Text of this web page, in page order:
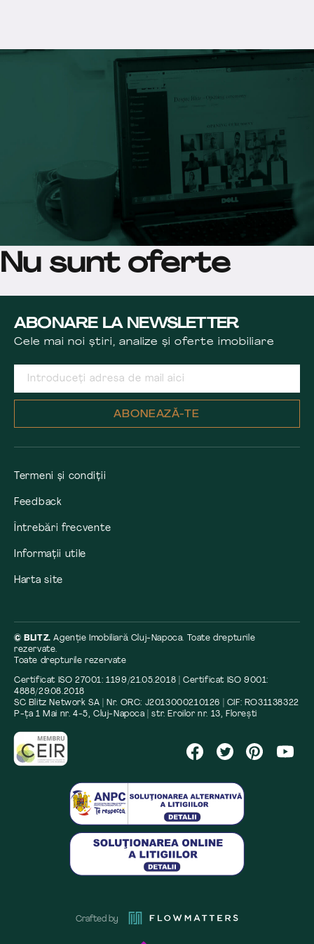
Nu sunt oferte
ABONARE LA NEWSLETTER
Cele mai noi știri, analize și oferte imobiliare
ABONEAZĂ-TE
Termeni și condiții
Feedback
Întrebări frecvente
Informații utile
Harta site
© BLITZ.Agenție Imobiliară Cluj-Napoca. Toate drepturile
rezervate.
Toate drepturile rezervate
Certificat ISO 27001: 1199/21.05.2018 | Certificat ISO 9001:
4888/29.08.2018
SC Blitz Network SA | Nr. ORC: J2013000210126 | CIF: RO31138322
P-ța 1 Mai nr. 4-5, Cluj-Napoca | str. Eroilor nr. 13, Florești
Crafted by